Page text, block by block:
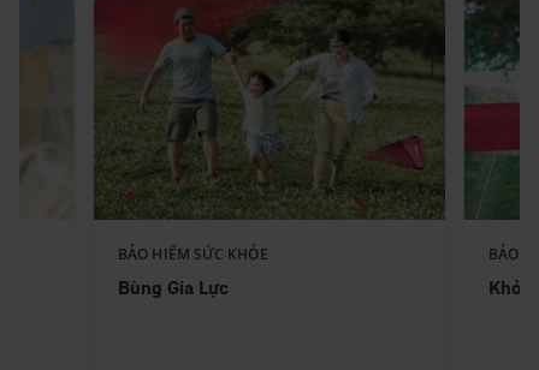
Replace component AIA -
BẢO HIỂM SỨC KHỎE
Bùng Gia Lực
BẢO
Khỏe